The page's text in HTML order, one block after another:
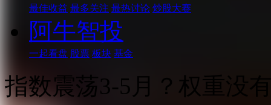
最佳收益 最多关注 最热讨论 炒股大赛
阿牛智投
一起看盘 股票 板块 基金
指数震荡3-5月？权重没